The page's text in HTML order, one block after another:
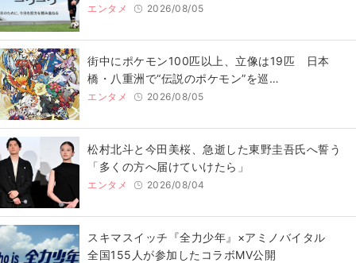
エンタメ 2026/08/05
街中にポケモン100匹以上、立像は19匹 日本
橋・八重洲で“伝説のポケモン”を巡…
エンタメ 2026/08/05
松村北斗と今田美桜、急逝した東野圭吾氏へ誓う
「多くの方へ届けていけたら」
エンタメ 2026/08/04
スキマスイッチ『全力少年』×アミノバイタル
全国155人が参加したコラボMV公開